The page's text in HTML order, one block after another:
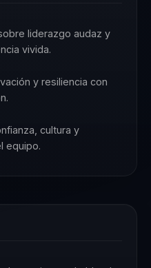
liderazgo audaz y
vivida.
y resiliencia con
cultura y
equipo.